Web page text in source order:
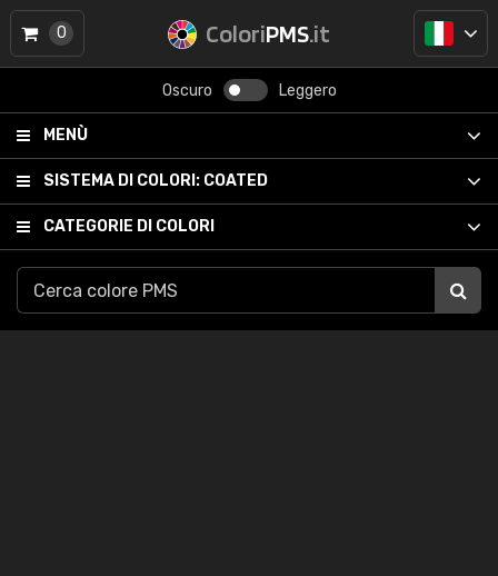
ColoriPMS.it
Oscuro Leggero
MENÙ
SISTEMA DI COLORI: COATED
CATEGORIE DI COLORI
0